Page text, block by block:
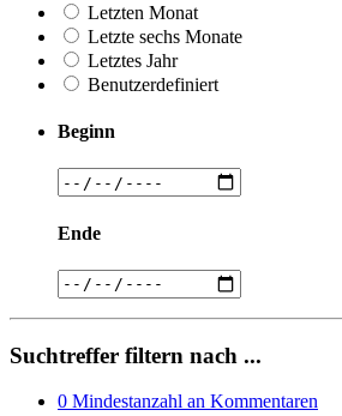
Letzten Monat
Letzte sechs Monate
Letztes Jahr
Benutzerdefiniert
Beginn
Ende
Suchtreffer filtern nach ...
0 Mindestanzahl an Kommentaren